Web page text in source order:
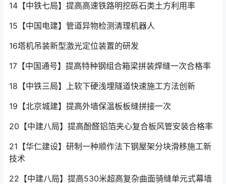
14【中铁七局】提高高速铁路明挖砾石类土方利用率
15【中国电建】管道异物检测清理机器人
16塔机吊装新型激光定位装置的研发
17【中国通号】提高特种钢组合箱梁拼装焊缝一次合格率
18【中铁三局】上软下硬浅埋隧道快速施工方法创新
19【北京城建】提高外墙保温板板缝拼接一次
20【中建八局】提高酚醛铝箔夹心复合板风管安装合格率
21【华仁建设】研制一种顺作法下钢屋架分块滑移施工新
技术
22【中建八局】提高530米超高复杂曲面骑缝单元式幕墙